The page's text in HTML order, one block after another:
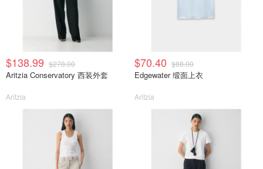
$138.99 $278.00
Aritzia Conservatory 西装外套
Aritzia
$70.40 $88.00
Edgewater 缎面上衣
Aritzia